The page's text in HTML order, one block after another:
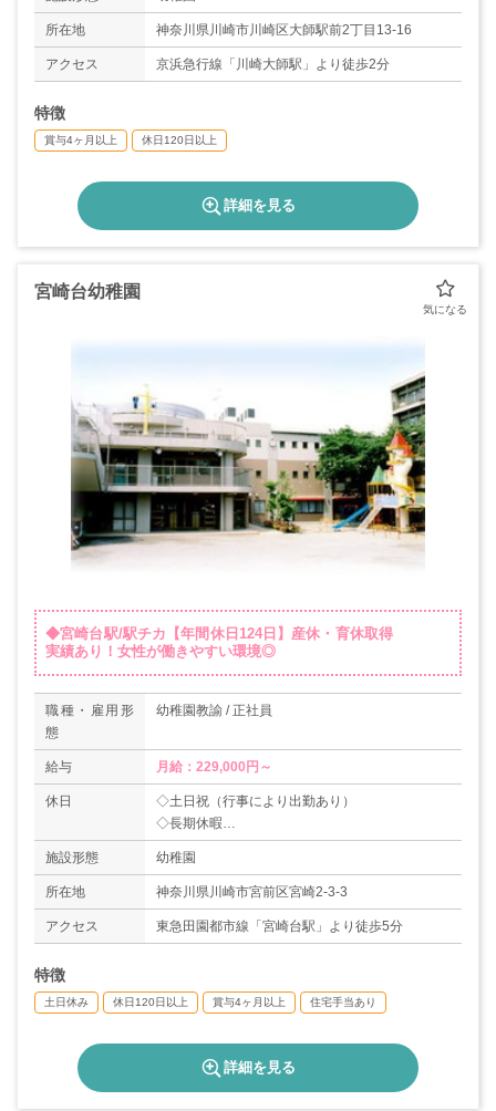
◇有給休暇
＊年間休日130日
所在地 神奈川県川崎市川崎区大師駅前2丁目13-16
アクセス 京浜急行線「川崎大師駅」より徒歩2分
特徴
賞与4ヶ月以上 休日120日以上
詳細を見る
宮崎台幼稚園
◆宮崎台駅/駅チカ【年間休日124日】産休・育休取得
実績あり！女性が働きやすい環境◎
職種・雇用形
態
幼稚園教諭 / 正社員
給与 月給：229,000円～
休日
◇土日祝（行事により出勤あり）
◇長期休暇
◇年間休日124日
施設形態 幼稚園
所在地 神奈川県川崎市宮前区宮崎2-3-3
アクセス 東急田園都市線「宮崎台駅」より徒歩5分
特徴
土日休み 休日120日以上 賞与4ヶ月以上 住宅手当あり
詳細を見る